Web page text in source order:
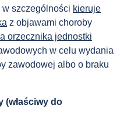
szczególności kieruje
z objawami choroby
orzecznika jednostki
w celu wydania
zawodowej albo o braku
(właściwy do